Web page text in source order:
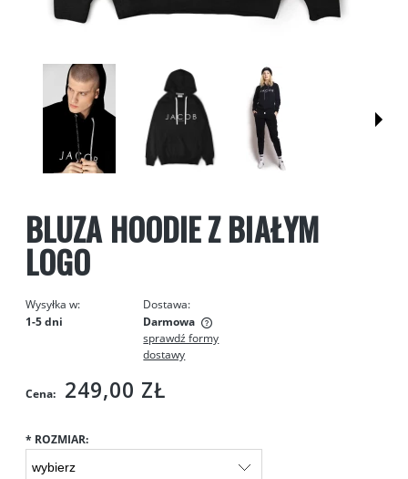
BLUZA HOODIE Z BIAŁYM
LOGO
Wysyłka w:
1-5 dni
Dostawa:
Darmowa
Cena nie zawiera ewentualnych kosztów płatności
sprawdź formy
dostawy
Cena: 249,00 ZŁ
* ROZMIAR: